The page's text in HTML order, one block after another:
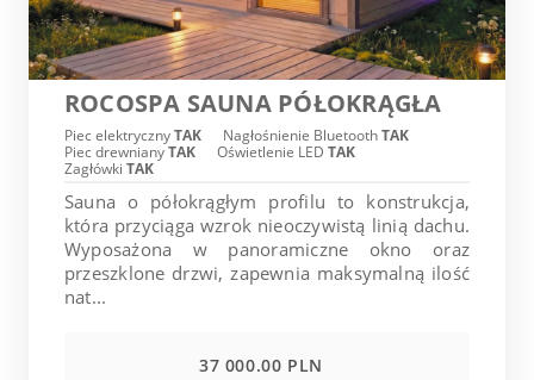
ROCOSPA SAUNA PÓŁOKRĄGŁA
Piec elektrycznyTAK Nagłośnienie BluetoothTAK
Piec drewnianyTAK Oświetlenie LED TAK
Zagłówki TAK
Sauna o półokrągłym profilu to konstrukcja,
która przyciąga wzrok nieoczywistą linią dachu.
Wyposażona w panoramiczne okno oraz
przeszklone drzwi, zapewnia maksymalną ilość
nat...
37 000.00 PLN